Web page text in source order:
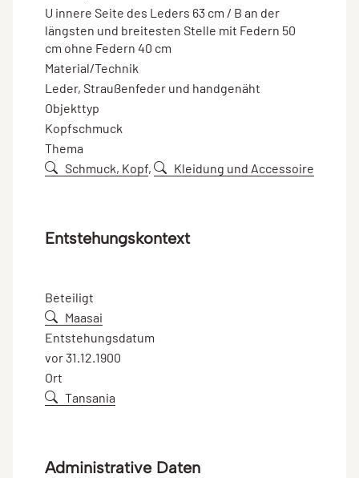
U innere Seite des Leders 63 cm / B an der
längsten und breitesten Stelle mit Federn 50
cm ohne Federn 40 cm
Material/Technik
Leder, Straußenfeder und handgenäht
Objekttyp
Kopfschmuck
Thema
Schmuck, Kopf, Kleidung und Accessoire
Entstehungskontext
Beteiligt
Maasai
Entstehungsdatum
vor 31.12.1900
Ort
Tansania
Administrative Daten